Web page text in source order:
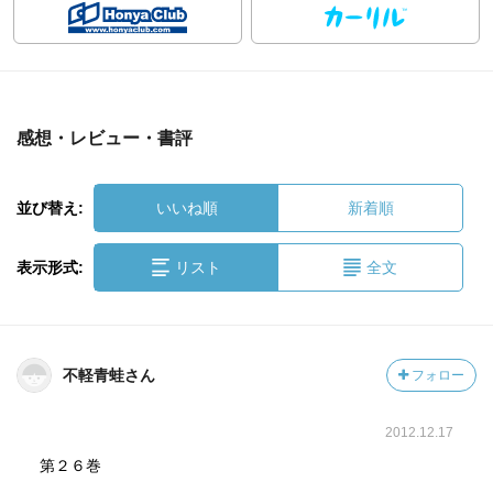
感想・レビュー・書評
並び替え: いいね順 新着順
表示形式: リスト 全文
不軽青蛙さん フォロー
2012.12.17
第２６巻